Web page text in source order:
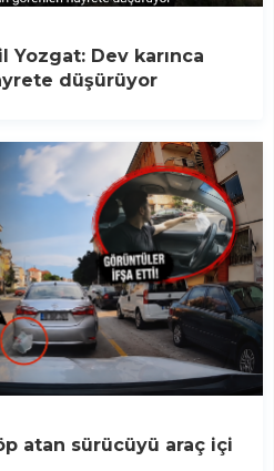
Dev karınca
düşürüyor
atan sürücüyü araç içi